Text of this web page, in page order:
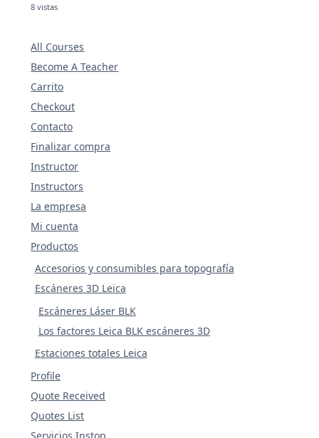
8 vistas
All Courses
Become A Teacher
Carrito
Checkout
Contacto
Finalizar compra
Instructor
Instructors
La empresa
Mi cuenta
Productos
Accesorios y consumibles para topografía
Escáneres 3D Leica
Escáneres Láser BLK
Los factores Leica BLK escáneres 3D
Estaciones totales Leica
Profile
Quote Received
Quotes List
Servicios Instop